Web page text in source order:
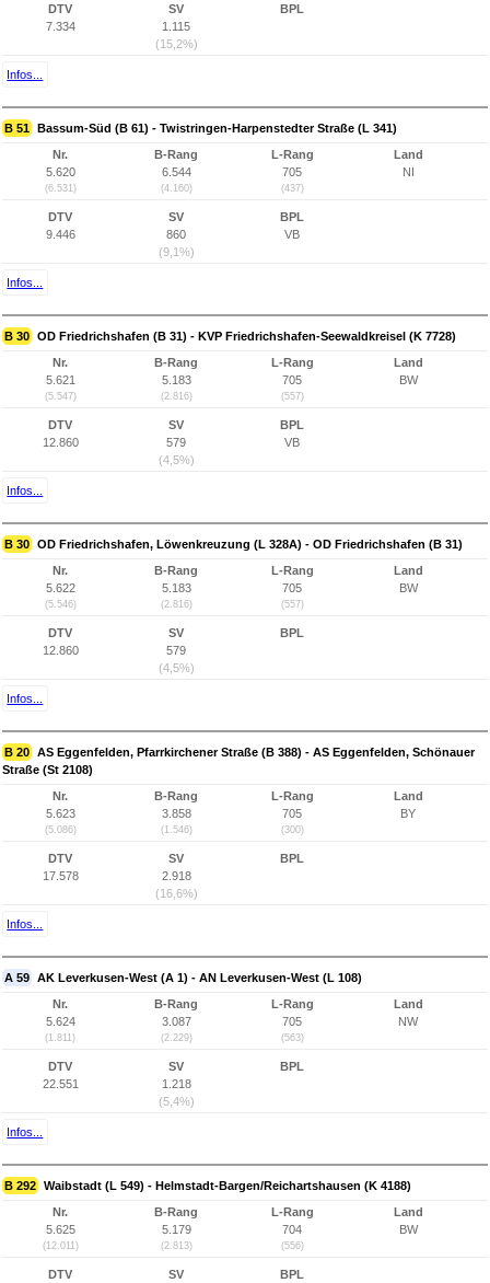
DTV
7.334
SV
1.115
(15,2%)
BPL
Infos...
B 51 Bassum-Süd (B 61) - Twistringen-Harpenstedter Straße (L 341)
Nr.
5.620
(6.531)
B-Rang
6.544
(4.160)
L-Rang
705
(437)
Land
NI
DTV
9.446
SV
860
(9,1%)
BPL
VB
Infos...
B 30 OD Friedrichshafen (B 31) - KVP Friedrichshafen-Seewaldkreisel (K 7728)
Nr.
5.621
(5.547)
B-Rang
5.183
(2.816)
L-Rang
705
(557)
Land
BW
DTV
12.860
SV
579
(4,5%)
BPL
VB
Infos...
B 30 OD Friedrichshafen, Löwenkreuzung (L 328A) - OD Friedrichshafen (B 31)
Nr.
5.622
(5.546)
B-Rang
5.183
(2.816)
L-Rang
705
(557)
Land
BW
DTV
12.860
SV
579
(4,5%)
BPL
Infos...
B 20 AS Eggenfelden, Pfarrkirchener Straße (B 388) - AS Eggenfelden, Schönauer
Straße (St 2108)
Nr.
5.623
(5.086)
B-Rang
3.858
(1.546)
L-Rang
705
(300)
Land
BY
DTV
17.578
SV
2.918
(16,6%)
BPL
Infos...
A 59 AK Leverkusen-West (A 1) - AN Leverkusen-West (L 108)
Nr.
5.624
(1.811)
B-Rang
3.087
(2.229)
L-Rang
705
(563)
Land
NW
DTV
22.551
SV
1.218
(5,4%)
BPL
Infos...
B 292 Waibstadt (L 549) - Helmstadt-Bargen/Reichartshausen (K 4188)
Nr.
5.625
(12.011)
B-Rang
5.179
(2.813)
L-Rang
704
(556)
Land
BW
DTV
SV
BPL